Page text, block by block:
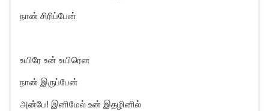
நான் சிரிப்பேன்
உயிரே உன் உயிரென
நான் இருப்பேன்
அன்பே! இனிமேல் உன் இதழினில்